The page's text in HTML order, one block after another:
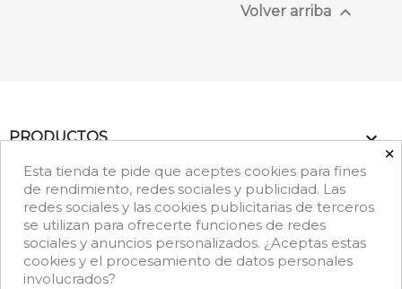
Volver arriba 
PRODUCTOS 
NUESTRA EMPRESA
DATOS DE CONTACTO
FacebookRss InstagramLinkedInTikTok
×
Esta tienda te pide que aceptes cookies para fines
de rendimiento, redes sociales y publicidad. Las
redes sociales y las cookies publicitarias de terceros
se utilizan para ofrecerte funciones de redes
sociales y anuncios personalizados. ¿Aceptas estas
cookies y el procesamiento de datos personales
involucrados?